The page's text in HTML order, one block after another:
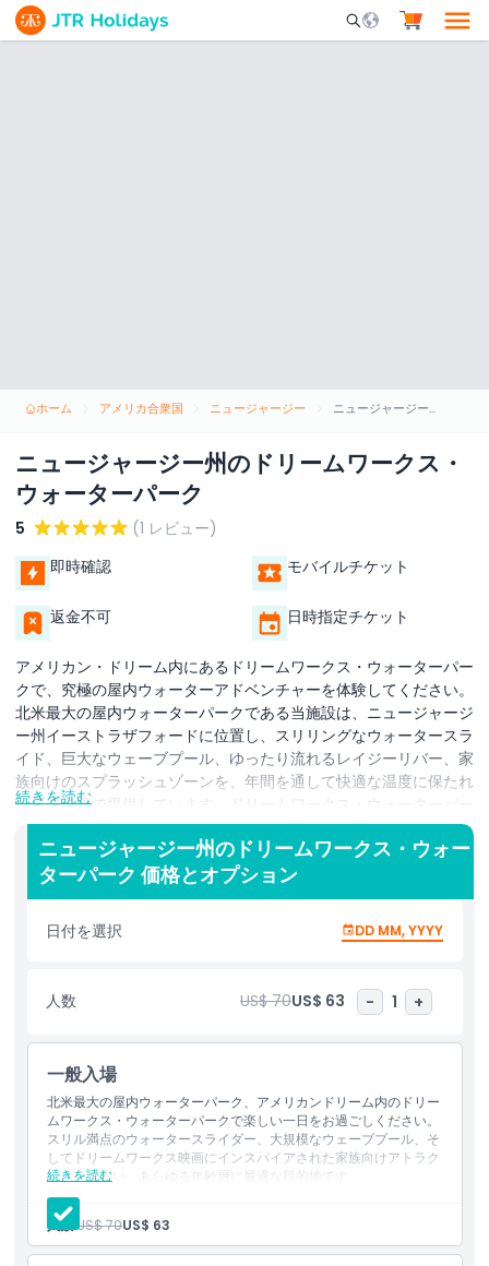
Mobile Search
ホーム アメリカ合衆国 ニュージャージー ニュージャージー州のドリームワークス・ウォーターパーク
ニュージャージー州のドリームワークス・
ウォーターパーク
5
(1 レビュー)
即時確認
モバイルチケット
返金不可 日時指定チケット
アメリカン・ドリーム内にあるドリームワークス・ウォーターパー
クで、究極の屋内ウォーターアドベンチャーを体験してください。
北米最大の屋内ウォーターパークである当施設は、ニュージャージ
ー州イーストラザフォードに位置し、スリリングなウォータースラ
イド、巨大なウェーブプール、ゆったり流れるレイジーリバー、家
族向けのスプラッシュゾーンを、年間を通して快適な温度に保たれ
た屋内環境で提供しています。ドリームワークス・ウォーターパー
クのチケットがあれば、『シュレック』『マダガスカル』『カンフ
ー・パンダ』などの人気アニメ映画にインスパイアされた40以上
のウォーターアトラクションを楽しめます。記録的なウォータース
ライドを疾走するスリル好きの方も、子どもが遊んでいる間にリラ
ックスしたい親御さんも、誰でも楽しめるアトラクションが揃って
います。当パークは誕生日パーティーやグループイベント、家族で
テインメント複合施設内に便利に位置するドリームワークス・ウォ
ーターパークは、日常からの完璧な逃避先です。今すぐドリームワ
ハイライト
子供／大人ポリシー
続きを読む
ニュージャージー州のドリームワークス・ウォー
ターパーク 価格とオプション
日付を選択 DD MM, YYYY
人数 US$ 70US$ 63 - 1 +
一般入場
北米最大の屋内ウォーターパーク、アメリカンドリーム内のドリー
ムワークス・ウォーターパークで楽しい一日をお過ごしください。
スリル満点のウォータースライダー、大規模なウェーブプール、そ
してドリームワークス映画にインスパイアされた家族向けアトラク
ションが揃い、あらゆる年齢層に最適な目的地です。
続きを読む
含まれるもの
入場先：ドリームワークス・ウォーターパーク
ベビーチェンジングステーション
ファミリートイレ
人数: US$ 70US$ 63